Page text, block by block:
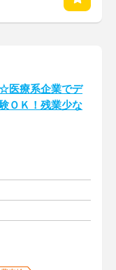
☆医療系企業でデ
ＯＫ！残業少な